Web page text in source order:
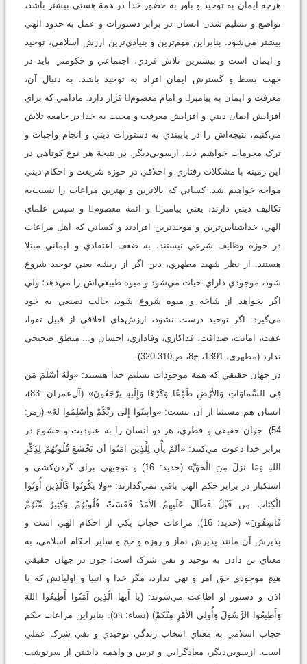
هرچه ايمان به توحيد و باور به حضور خدا در همة هستي بيشتر باشد،
تواضع و تسليم شدن انسان در برابر دستورات و عمل به حدود الهي
بيشتر مي‌شود. بنابراين مهم‌ترين و بنيادي‌ترين ارزش اسلامي، توحيد
و ايمان است و بيشترين تلاش فردي، اجتماعي و حکومتي بايد در
جهت بسط و گسترش ايمان افراد به توحيد باشد. به ‌دنبال آن،
معرفت و ايمان به پيامبر و امام معصوم قرار دارد. مادامي که براي
افزايش ايمان ديني و افزايش معرفت و محبت به خدا در جامعه تلاش
مي‌کنيم، نتيجه‌اش را در پايبندي به دستورات ديني و انجام واجبات و
ترک محرمات خواهيم ديد. ازسويي‌ديگر، در نتيجة هر نوع کوتاهي در
اين زمينه با مشکلات رفتاري و اخلاقي در حوزة شريعت و احکام ديني
مواجه خواهيم شد. کساني که بالاترين و بهترين مراعات را نسبت‌به
تکاليف ديني دارند، يعني پيامبر و ائمة معصوم و سپس علماي
الهي، خداشناس‌ترين و موحدترين افرادند و کساني که اهل مراعات
در حوزة وظايف شرعي نيستند، به ضعف اعتقادي و ايماني مبتلا
هستند. از نظر شهيد مطهري، دين اگر از ريشه يعني توحيد شروع
شود، موجودي داراي حيات مي‌شود و ميوة طبيعي‌اش را مي‌دهد؛ ولي
اگر بخواهد از شاخه و ميوه شروع شود، حالت تصنعي به خود
مي‌گيرد. اگر توحيد درست نشود، ارزش‌هاي اخلاقي از قبيل تقوا،
عفت، امانت، صداقت، فداکاري، وفاداري، احسان و... منطق صحيحي
ندارد (مطهري، 1391، ج8، ص310ـ320).
در جهان حقيقي که همة موجودات تسليم خدا هستند: «وَلَهُ أَسْلَمَ مَن
فِي السَّمَاوَاتِ وَالأَرْضِ طَوْعًا وَكَرْهًا وَإِلَيهِ يرْجَعُونَ» (آل‌عمران: 83)،
انسان هم مستثنا از آن نيست: «وَأَنِيبُوا إِلَى رَبِّكُمْ وَأَسْلِمُوا لَهُ» (زمر:
54). جهان حقيقي و فطري، هر دو انسان را به عبوديت و خشوع در
برابر خدا دعوت مي‌کنند: «أَلَمْ يأْنِ لِلَّذِينَ آمَنُوا أَن تَخْشَعَ قُلُوبُهُمْ لِذِكْرِ
اللهِ وَمَا نَزَلَ مِنَ الْحَقِّ» (حديد: 16) و توجيهي براي گردن‌کشي و
استکبار در برابر حکم الهي باقي نمي‌گذارند: «وَلا يكُونُوا كَالَّذِينَ أُوتُوا
الْكِتَابَ مِن قَبْلُ فَطَالَ عَلَيهِمُ الأَمَدُ فَقَسَتْ قُلُوبُهُمْ وَكَثِيرٌ مِّنْهُمْ
فَاسِقُونَ» (حديد: 16). مراعات حجاب يکي از احکام الهي است و
پذيرش آن مانند پذيرش نماز و روزه و حج و ساير احکام اسلامي، به‌
معناي تن دادن به توحيد و نفي شرک است؛ چون در جهان حقيقي
هيچ موجودي حق امر و نهي ندارد، مگر خدا و انبيا و اوليائش که با
اذن و دستور او اطاعت مي‌شوند: (يا أَيهَا الَّذِينَ آمَنُوا أَطِيعُوا اللهَ
وَأَطِيعُوا الرَّسُولَ وَأُولِي الأَمْرِ مِنْکمْ) (نساء: ۵۹). بنابراين مراعات حکم
حجاب اسلامي به‌ معناي انتخاب زندگي توحيدي و نفي شرک عملي
است. ازسويي‌ديگر، معادگرايي و ترس و واهمه داشتن از سرنوشت